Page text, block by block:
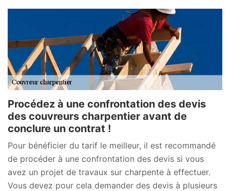
Procédez à une confrontation des devis
des couvreurs charpentier avant de
conclure un contrat !
Pour bénéficier du tarif le meilleur, il est recommandé
de procéder à une confrontation des devis si vous
avez un projet de travaux sur charpente à effectuer.
Vous devez pour cela demander des devis à plusieurs